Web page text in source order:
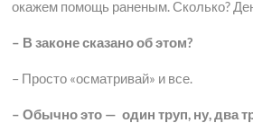
окажем помощь раненым. Сколько?
– В законе сказано об этом?
– Просто «осматривай» и все.
– Обычно это — один труп, ну, два